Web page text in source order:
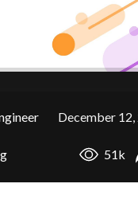
December 12,
51k